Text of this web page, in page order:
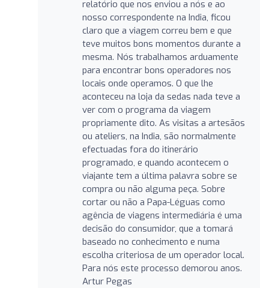
relatório que nos enviou a nós e ao
nosso correspondente na India, ficou
claro que a viagem correu bem e que
teve muitos bons momentos durante a
mesma. Nós trabalhamos arduamente
para encontrar bons operadores nos
locais onde operamos. O que lhe
aconteceu na loja da sedas nada teve a
ver com o programa da viagem
propriamente dito. As visitas a artesãos
ou ateliers, na India, são normalmente
efectuadas fora do itinerário
programado, e quando acontecem o
viajante tem a última palavra sobre se
compra ou não alguma peça. Sobre
cortar ou não a Papa-Léguas como
agência de viagens intermediária é uma
decisão do consumidor, que a tomará
baseado no conhecimento e numa
escolha criteriosa de um operador local.
Para nós este processo demorou anos.
Artur Pegas